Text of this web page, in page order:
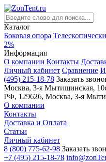
Каталог
Боковая опора
2%
Информация
О компании Контакты
Личный кабинет Сравнение
(495) 215-18-78 Заказать
Москва, 3-я Мытищинская,
РФ, 129626, Москва, 3-я
О компании
Контакты
Доставка и Оплата
Статьи
Личный кабинет
8 (800) 775-62-98 Заказать
+7 (495) 215-18-78